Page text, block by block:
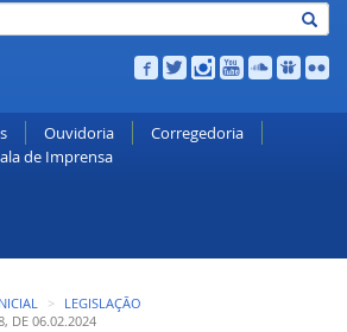
e Abastecimento
Ouvidoria
Corregedoria
de Imprensa
LEGISLAÇÃO
DE 06.02.2024